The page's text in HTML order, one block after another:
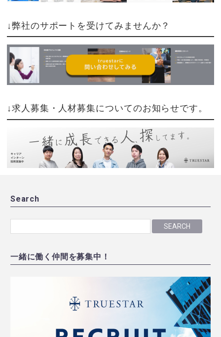
↓弊社のサポートを受けてみませんか？
↓求人募集・人材募集についてのお知らせです。
Search
SEARCH
一緒に働く仲間を募集中！